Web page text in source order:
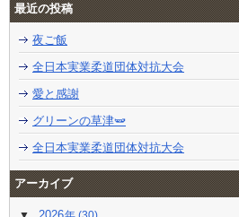
最近の投稿
夜ご飯
全日本実業柔道団体対抗大会
愛と感謝
グリーンの草津🫛
全日本実業柔道団体対抗大会
アーカイブ